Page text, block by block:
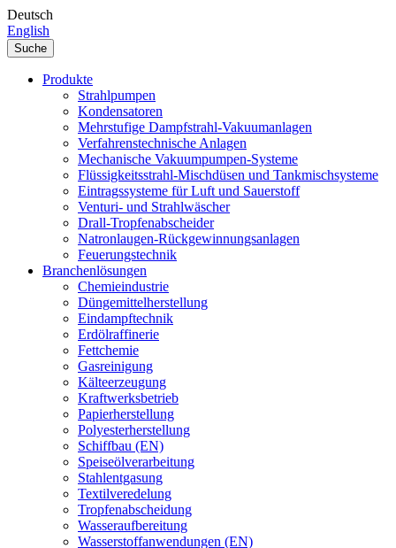
Deutsch
English
Suche
Produkte
Strahlpumpen
Kondensatoren
Mehrstufige Dampfstrahl-Vakuumanlagen
Verfahrenstechnische Anlagen
Mechanische Vakuumpumpen-Systeme
Flüssigkeitsstrahl-Mischdüsen und Tankmischsysteme
Eintragssysteme für Luft und Sauerstoff
Venturi- und Strahlwäscher
Drall-Tropfenabscheider
Natronlaugen-Rückgewinnungsanlagen
Feuerungstechnik
Branchenlösungen
Chemieindustrie
Düngemittelherstellung
Eindampftechnik
Erdölraffinerie
Fettchemie
Gasreinigung
Kälteerzeugung
Kraftwerksbetrieb
Papierherstellung
Polyesterherstellung
Schiffbau (EN)
Speiseölverarbeitung
Stahlentgasung
Textilveredelung
Tropfenabscheidung
Wasseraufbereitung
Wasserstoffanwendungen (EN)